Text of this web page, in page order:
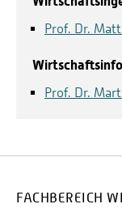
Prof. Dr.
Prof. Dr.
FACHBEREICH